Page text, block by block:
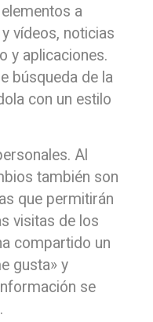
a
vídeos, noticias
y aplicaciones.
búsqueda de la
con un estilo
Al
también son
que permitirán
visitas de los
compartido un
gusta» y
se